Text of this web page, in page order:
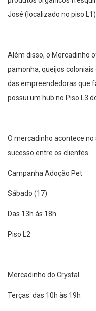
José (localizado no piso
Além disso, o Mercadinho
pamonha, queijos
das empreendedoras que
possui um hub no Piso L3
O mercadinho acontece
sucesso entre os clientes.
Campanha Adoção Pet
Sábado (17)
Das 13h às 18h
Piso L2
Mercadinho do Crystal
Terças: das 10h às 19h